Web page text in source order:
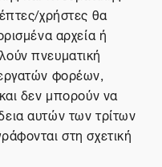
χρήστες θα
αρχεία ή
πνευματική
φορέων,
δεν μπορούν να
αυτών των τρίτων
στη σχετική